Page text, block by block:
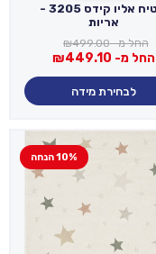
שטיח אליו קידס 3205 -
אריות
החל מ- ₪499.00
החל מ- ₪449.10
לבחירת מידה
10% הנחה